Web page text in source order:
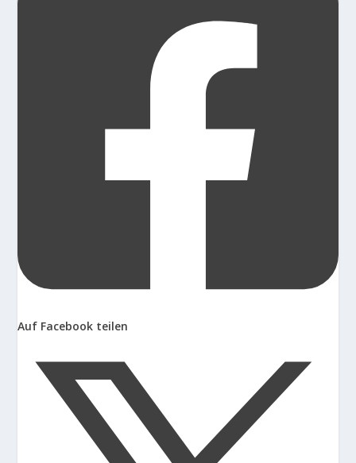
Auf Facebook teilen